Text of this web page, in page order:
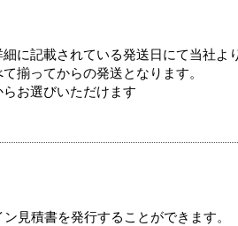
に記載されている発送日にて当社よ
揃ってからの発送となります。
お選びいただけます
見積書を発行することができます。